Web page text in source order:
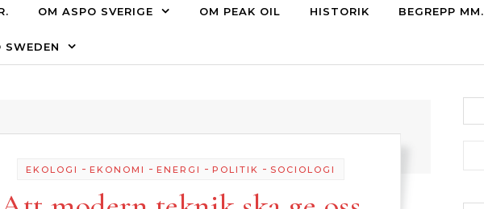
OM ASPO SVERIGE OM PEAK OIL HISTORIK BEGREPP MM.
EKOLOGI - EKONOMI - ENERGI - POLITIK - SOCIOLOGI